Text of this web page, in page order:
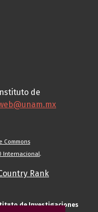
de
Commons
Internacional.
de Investigaciones